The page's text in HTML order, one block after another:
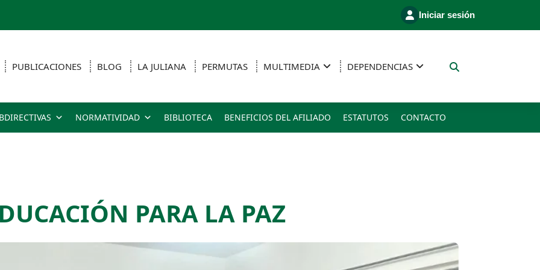
Iniciar sesión
PUBLICACIONES BLOG LA JULIANA PERMUTAS MULTIMEDIA DEPENDENCIAS
NORMATIVIDAD BIBLIOTECA BENEFICIOS DEL AFILIADO ESTATUTOS CONTACTO
PARA LA PAZ​